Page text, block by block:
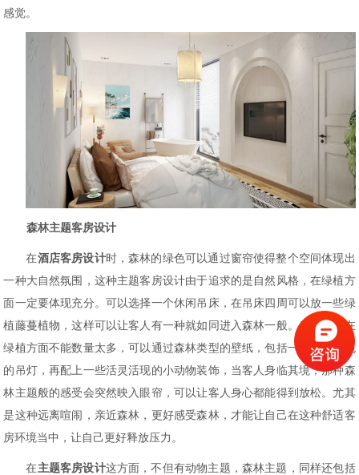
感觉。
森林主题客房设计
在酒店客房设计时，森林的绿色可以通过窗帘使得整个空间体现出
一种大自然氛围，这种主题客房设计由于追求的是自然风格，在绿植方
面一定要体现充分。可以选择一个休闲吊床，在吊床四周可以放一些绿
植藤蔓植物，这样可以让客人有一种就如同进入森林一般。当然了，在
绿植方面不能数量太多，可以通过森林类型的壁纸，包括一些绿色颜色
的吊灯，再配上一些活灵活现的小动物装饰，当客人身临其境，那种森
林主题般的感受会突然映入眼帘，可以让客人身心都能得到放松。尤其
是这种远离喧闹，亲近森林，更好感受森林，才能让自己在这种舒适客
房环境当中，让自己更好释放压力。
在主题客房设计这方面，不但有动物主题，森林主题，同样还包括